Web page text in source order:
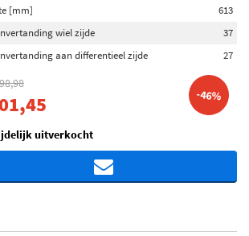
[mm]
613
wiel zijde
37
aan differentieel zijde
27
-46%
uitverkocht